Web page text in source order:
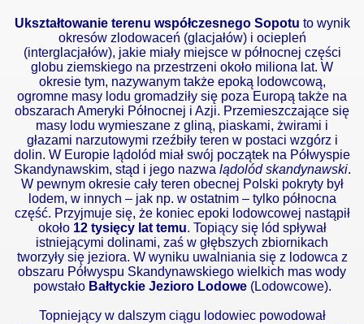
Ukształtowanie terenu współczesnego Sopotu to wynik
okresów zlodowaceń (glacjałów) i ociepleń
(interglacjałów), jakie miały miejsce w północnej części
globu ziemskiego na przestrzeni około miliona lat. W
okresie tym, nazywanym także epoką lodowcową,
ogromne masy lodu gromadziły się poza Europą także na
obszarach Ameryki Północnej i Azji. Przemieszczające się
masy lodu wymieszane z gliną, piaskami, żwirami i
głazami narzutowymi rzeźbiły teren w postaci wzgórz i
dolin. W Europie lądolód miał swój początek na Półwyspie
Skandynawskim, stąd i jego nazwa lądolód skandynawski.
W pewnym okresie cały teren obecnej Polski pokryty był
lodem, w innych – jak np. w ostatnim – tylko północna
część. Przyjmuje się, że koniec epoki lodowcowej nastąpił
około 12 tysięcy lat temu. Topiący się lód spływał
istniejącymi dolinami, zaś w głębszych zbiornikach
tworzyły się jeziora. W wyniku uwalniania się z lodowca z
obszaru Półwyspu Skandynawskiego wielkich mas wody
powstało Bałtyckie Jezioro Lodowe(Lodowcowe).
Topniejący w dalszym ciągu lodowiec powodował